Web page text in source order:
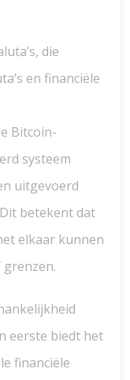
die
en financiële
Bitcoin-
systeem
uitgevoerd
betekent dat
elkaar kunnen
eerste biedt het
financiële